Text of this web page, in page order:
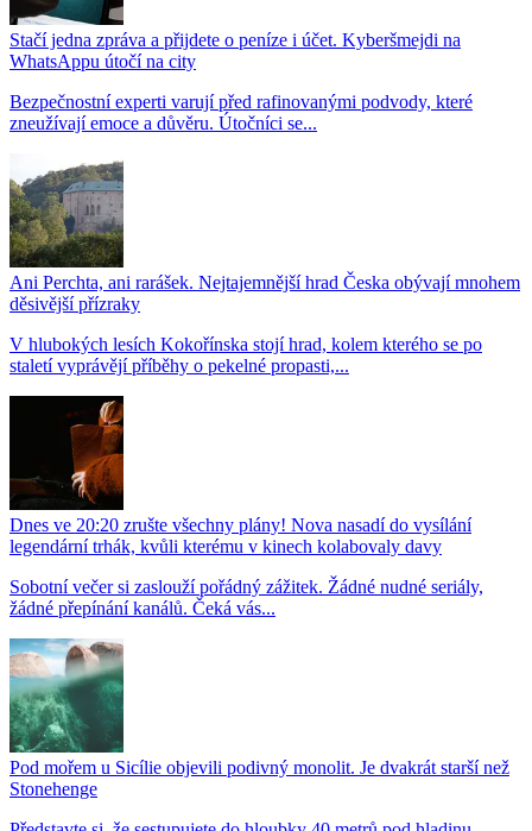
Stačí jedna zpráva a přijdete o peníze i účet. Kyberšmejdi na
WhatsAppu útočí na city
Bezpečnostní experti varují před rafinovanými podvody, které
zneužívají emoce a důvěru. Útočníci se...
Ani Perchta, ani rarášek. Nejtajemnější hrad Česka obývají mnohem
děsivější přízraky
V hlubokých lesích Kokořínska stojí hrad, kolem kterého se po
staletí vyprávějí příběhy o pekelné propasti,...
Dnes ve 20:20 zrušte všechny plány! Nova nasadí do vysílání
legendární trhák, kvůli kterému v kinech kolabovaly davy
Sobotní večer si zaslouží pořádný zážitek. Žádné nudné seriály,
žádné přepínání kanálů. Čeká vás...
Pod mořem u Sicílie objevili podivný monolit. Je dvakrát starší než
Stonehenge